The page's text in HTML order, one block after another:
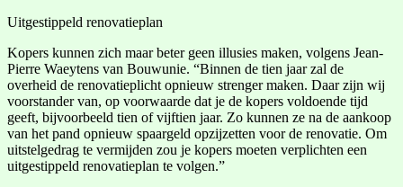
Uitgestippeld renovatieplan
Kopers kunnen zich maar beter geen illusies maken, volgens Jean-
Pierre Waeytens van Bouwunie. “Binnen de tien jaar zal de
overheid de renovatieplicht opnieuw strenger maken. Daar zijn wij
voorstander van, op voorwaarde dat je de kopers voldoende tijd
geeft, bijvoorbeeld tien of vijftien jaar. Zo kunnen ze na de aankoop
van het pand opnieuw spaargeld opzijzetten voor de renovatie. Om
uitstelgedrag te vermijden zou je kopers moeten verplichten een
uitgestippeld renovatieplan te volgen.”